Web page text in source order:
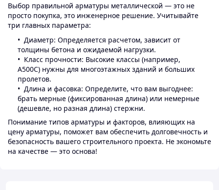
Выбор правильной арматуры металлической — это не
просто покупка, это инженерное решение. Учитывайте
три главных параметра:
Диаметр: Определяется расчетом, зависит от
толщины бетона и ожидаемой нагрузки.
Класс прочности: Высокие классы (например,
А500С) нужны для многоэтажных зданий и больших
пролетов.
Длина и фасовка: Определите, что вам выгоднее:
брать мерные (фиксированная длина) или немерные
(дешевле, но разная длина) стержни.
Понимание типов арматуры и факторов, влияющих на
цену арматуры, поможет вам обеспечить долговечность и
безопасность вашего строительного проекта. Не экономьте
на качестве — это основа!